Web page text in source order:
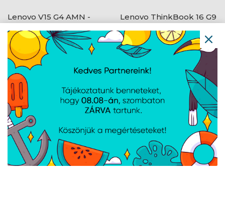
Lenovo V15 G4 AMN -
FreeDOS - Business
Black
Lenovo ThinkBook 16 G9
IRL - FreeDOS - Arctic
Grey
Lenovo V15 G4 AMN -
Lenovo LOQ 15AHP10 -